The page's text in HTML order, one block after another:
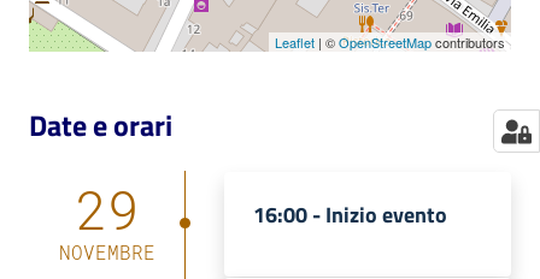
Leaflet | ©OpenStreetMapcontributors
Date e orari
29
NOVEMBRE
16:00 -Inizio evento